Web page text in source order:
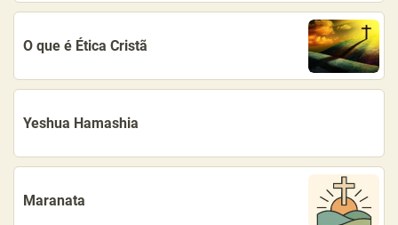
O que é Ética Cristã
Yeshua Hamashia
Maranata